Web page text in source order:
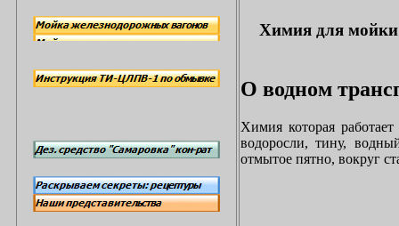
Химия для мойки
О водном
Химия которая
водоросли, тину,
отмытое пятно, вокруг